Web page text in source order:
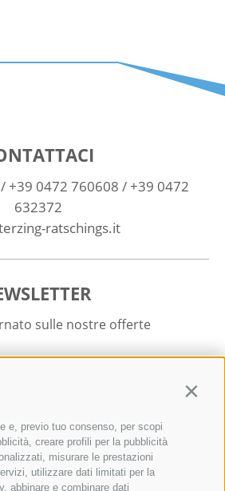
e, previo tuo consenso, per scopi
creare profili per la pubblicità
misurare le prestazioni
utilizzare dati limitati per la
abbinare e combinare dati
/ +39 0472 760608 / +39 0472
632372
ratschings.it
sulle nostre offerte
Registrati